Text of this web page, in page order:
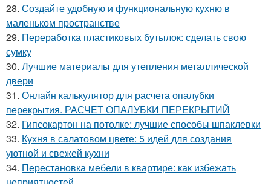
28. Создайте удобную и функциональную кухню в
маленьком пространстве
29. Переработка пластиковых бутылок: сделать свою
сумку
30. Лучшие материалы для утепления металлической
двери
31. Онлайн калькулятор для расчета опалубки
перекрытия. РАСЧЕТ ОПАЛУБКИ ПЕРЕКРЫТИЙ
32. Гипсокартон на потолке: лучшие способы шпаклевки
33. Кухня в салатовом цвете: 5 идей для создания
уютной и свежей кухни
34. Перестановка мебели в квартире: как избежать